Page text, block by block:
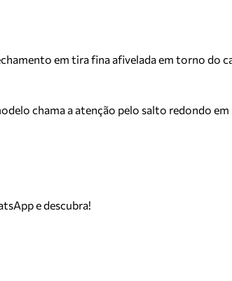
em tira fina afivelada em torno do
chama a atenção pelo salto redondo em
e descubra!